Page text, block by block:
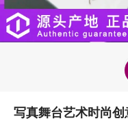
写真舞台艺术时尚